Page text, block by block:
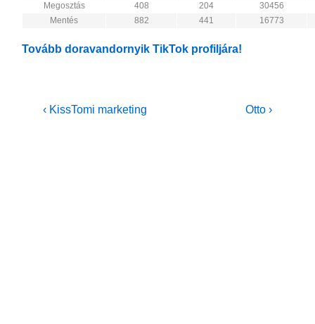
Megosztás
408 204
30456
Mentés
882 441 16773
Tovább doravandornyik TikTok profiljára!
Bejegyzés
Previous
‹ KissTomi marketing
Next
Otto ›